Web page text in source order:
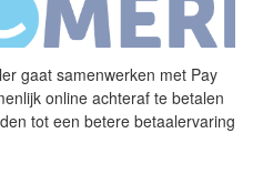
gaat samenwerken met Pay
online achteraf te betalen
tot een betere betaalervaring